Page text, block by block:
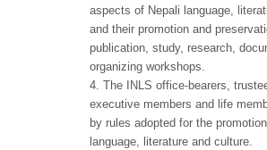
aspects of Nepali language,
and their promotion and
publication, study, research,
organizing workshops.
The INLS office-bearers,
executive members and life
by rules adopted for the
language, literature and culture.